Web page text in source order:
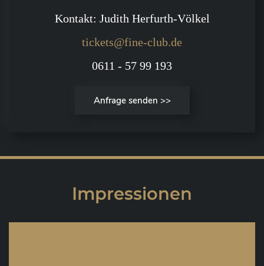
Kontakt: Judith Herfurth-Völkel
tickets@fine-club.de
0611 - 57 99 193
Anfrage senden >>
Impressionen